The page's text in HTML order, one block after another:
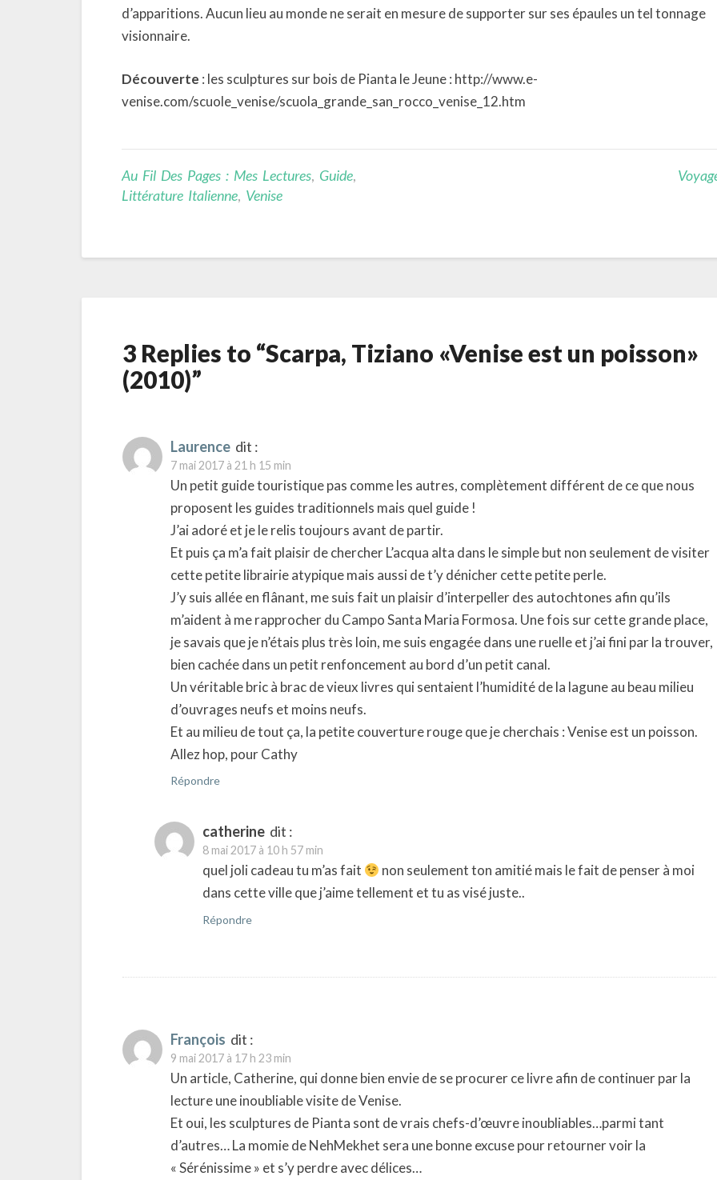
d’apparitions. Aucun lieu au monde ne serait en mesure de supporter sur ses épaules un tel tonnage
visionnaire.
Découverte : les sculptures sur bois de Pianta le Jeune : http://www.e-
venise.com/scuole_venise/scuola_grande_san_rocco_venise_12.htm
Au Fil Des Pages : Mes Lectures, Guide,
Littérature Italienne, Venise
3 Replies to “Scarpa, Tiziano «Venise est un poisson»
(2010)”
Laurence dit :
7 mai 2017 à 21 h 15 min
Un petit guide touristique pas comme les autres, complètement différent de ce que nous
proposent les guides traditionnels mais quel guide !
J’ai adoré et je le relis toujours avant de partir.
Et puis ça m’a fait plaisir de chercher L’acqua alta dans le simple but non seulement de visiter
cette petite librairie atypique mais aussi de t’y dénicher cette petite perle.
J’y suis allée en flânant, me suis fait un plaisir d’interpeller des autochtones afin qu’ils
m’aident à me rapprocher du Campo Santa Maria Formosa. Une fois sur cette grande place,
je savais que je n’étais plus très loin, me suis engagée dans une ruelle et j’ai fini par la trouver,
bien cachée dans un petit renfoncement au bord d’un petit canal.
Un véritable bric à brac de vieux livres qui sentaient l’humidité de la lagune au beau milieu
d’ouvrages neufs et moins neufs.
Et au milieu de tout ça, la petite couverture rouge que je cherchais : Venise est un poisson.
Allez hop, pour Cathy
Répondre
catherine dit :
8 mai 2017 à 10 h 57 min
quel joli cadeau tu m’as fait
non seulement ton amitié mais le fait de penser à moi
dans cette ville que j’aime tellement et tu as visé juste..
Répondre
François dit :
9 mai 2017 à 17 h 23 min
Un article, Catherine, qui donne bien envie de se procurer ce livre afin de continuer par la
lecture une inoubliable visite de Venise.
Et oui, les sculptures de Pianta sont de vrais chefs-d’œuvre inoubliables…parmi tant
d’autres… La momie de NehMekhet sera une bonne excuse pour retourner voir la
« Sérénissime » et s’y perdre avec délices…